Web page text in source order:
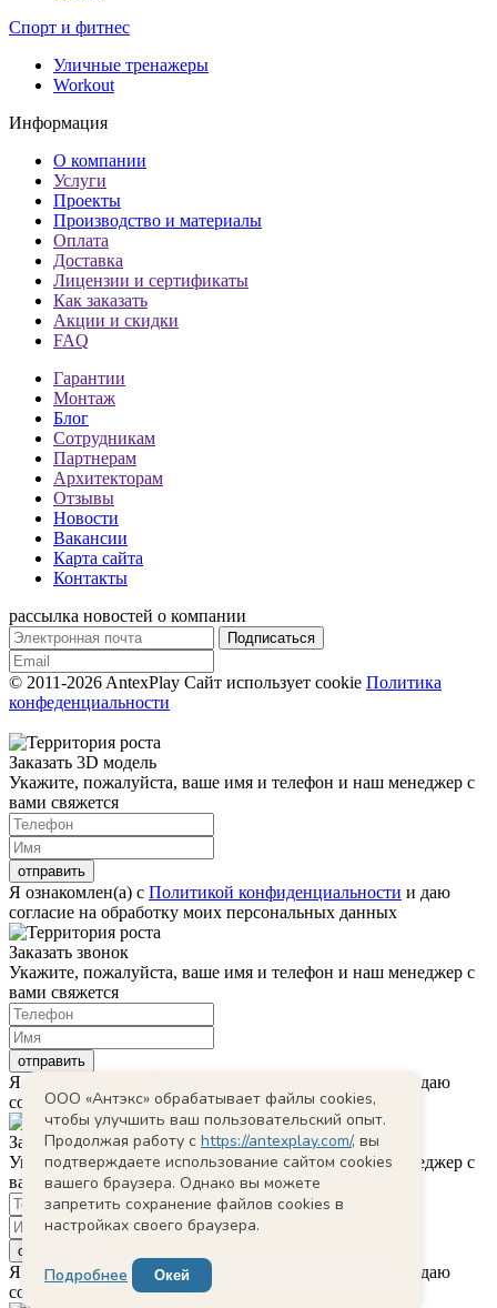
ООО «Антэкс» обрабатывает файлы cookies,
чтобы улучшить ваш пользовательский опыт.
Продолжая работу с https://antexplay.com/, вы
подтверждаете использование сайтом cookies
вашего браузера. Однако вы можете
запретить сохранение файлов cookies в
настройках своего браузера.
Подробнее Окей
Спорт и фитнес
Уличные тренажеры
Workout
Информация
О компании
Услуги
Проекты
Производство и материалы
Оплата
Доставка
Лицензии и сертификаты
Как заказать
Акции и скидки
FAQ
Гарантии
Монтаж
Блог
Сотрудникам
Партнерам
Архитекторам
Отзывы
Новости
Вакансии
Карта сайта
Контакты
рассылка новостей о компании
© 2011-2026 AntexPlay Сайт использует cookie Политика
конфеденциальности
Заказать 3D модель
Укажите, пожалуйста, ваше имя и телефон и наш менеджер с
вами свяжется
Я ознакомлен(а) с Политикой конфиденциальности и даю
согласие на обработку моих персональных данных
Заказать звонок
Укажите, пожалуйста, ваше имя и телефон и наш менеджер с
вами свяжется
Я ознакомлен(а) с
и даю
согласие на обработку моих персональных данных
Запросить КП
Укажите, пожалуйста, ваше имя и телефон и наш менеджер с
вами свяжется
Я ознакомлен(а) с Политикой конфиденциальности
и даю
согласие на обработку моих персональных данных